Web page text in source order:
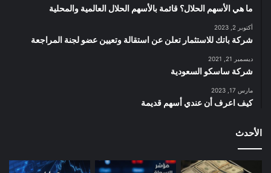
ما هي الأسهم الحلال؟ قائمة بالأسهم الحلال العالمية والمحلية
أكتوبر 2, 2023
شركة باتك للاستثمار تعلن عن استقالة وتعيين عضو لجنة المراجعة
ديسمبر 21, 2021
شركة ساسكو السعودية
مارس 17, 2023
كيف اعرف أن عندي أسهم قديمة
الأحدث